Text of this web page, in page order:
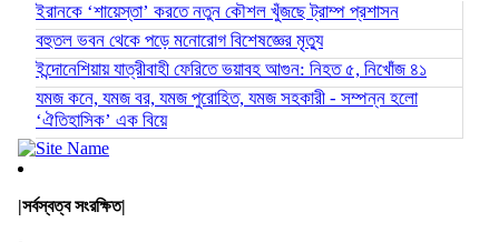
ইরানকে ‘শায়েস্তা’ করতে নতুন কৌশল খুঁজছে ট্রাম্প প্রশাসন
বহুতল ভবন থেকে পড়ে মনোরোগ বিশেষজ্ঞের মৃত্যু
ইন্দোনেশিয়ায় যাত্রীবাহী ফেরিতে ভয়াবহ আগুন: নিহত ৫, নিখোঁজ ৪১
যমজ কনে, যমজ বর, যমজ পুরোহিত, যমজ সহকারী - সম্পন্ন হলো
‘ঐতিহাসিক’ এক বিয়ে
|সর্বস্বত্ব সংরক্ষিত|